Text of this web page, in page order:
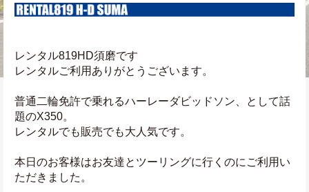
レンタル819HD須磨です
レンタルご利用ありがとうございます。
普通二輪免許で乗れるハーレーダビッドソン、として話
題のX350。
レンタルでも販売でも大人気です。
本日のお客様はお友達とツーリングに行くのにご利用い
ただきました。